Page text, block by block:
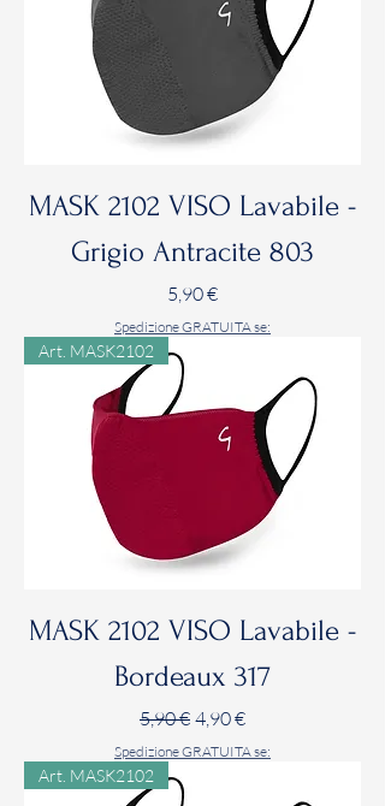
MASK 2102 VISO Lavabile -
Grigio Antracite 803
Prezzo
5,90 €
Spedizione GRATUITA se:
Art. MASK2102
MASK 2102 VISO Lavabile -
Bordeaux 317
Prezzo regolare
5,90 € Prezzo scontato
4,90 €
Spedizione GRATUITA se:
Art. MASK2102